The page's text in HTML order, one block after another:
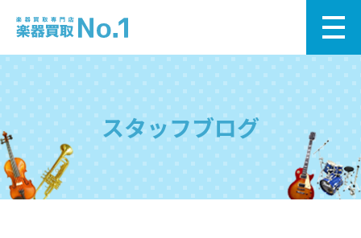
スタッフブログ